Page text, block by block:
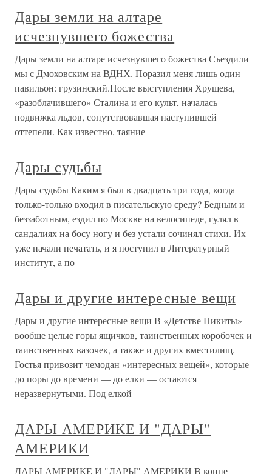
Дары земли на алтаре
исчезнувшего божества
Дары земли на алтаре исчезнувшего божества Съездили
мы с Дмоховским на ВДHХ. Поразил меня лишь один
павильон: грузинский.После выступления Хрущева,
«разоблачившего» Сталина и его культ, началась
подвижка льдов, сопутствовавшая наступившей
оттепели. Как известно, таяние
Дары судьбы
Дары судьбы Каким я был в двадцать три года, когда
только-только входил в писательскую среду? Бедным и
беззаботным, ездил по Москве на велосипеде, гулял в
сандалиях на босу ногу и без устали сочинял стихи. Их
уже начали печатать, и я поступил в Литературный
институт, а по
Дары и другие интересные вещи
Дары и другие интересные вещи В «Детстве Никиты»
вообще целые горы ящичков, таинственных коробочек и
таинственных вазочек, а также и других вместилищ.
Гостья привозит чемодан «интересных вещей», которые
до поры до времени — до елки — остаются
неразвернутыми. Под елкой
ДАРЫ АМЕРИКЕ И "ДАРЫ"
АМЕРИКИ
ДАРЫ АМЕРИКЕ И "ДАРЫ" АМЕРИКИ В конце